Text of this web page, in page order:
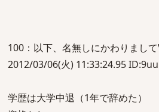
100：以下、名無しにかわりまし
2012/03/06(火) 11:33:24.95
学歴は大学中退（1年で辞めた）